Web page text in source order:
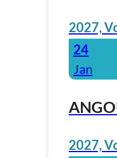
2027,
24
Jan
2027,